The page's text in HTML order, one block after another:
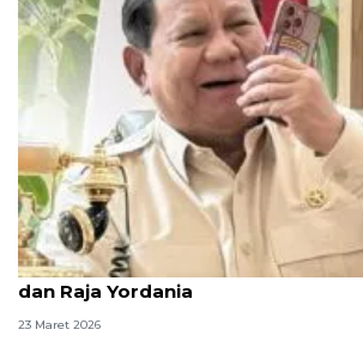
Idulfitri, Prabowo telepon Erdogan,
dan Raja Yordania
23 Maret 2026